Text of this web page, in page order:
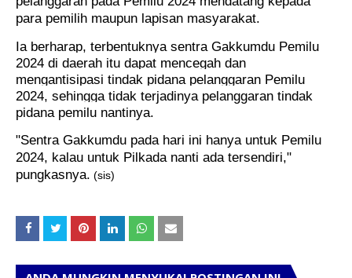
para pemilih maupun lapisan masyarakat.
Ia berharap, terbentuknya sentra Gakkumdu Pemilu
2024 di daerah itu dapat mencegah dan
mengantisipasi tindak pidana pelanggaran Pemilu
2024, sehingga tidak terjadinya pelanggaran tindak
pidana pemilu nantinya.
"Sentra Gakkumdu pada hari ini hanya untuk Pemilu
2024, kalau untuk Pilkada nanti ada tersendiri,"
pungkasnya. (sis)